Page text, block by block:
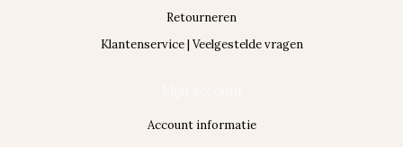
Retourneren
Klantenservice | Veelgestelde vragen
Account informatie